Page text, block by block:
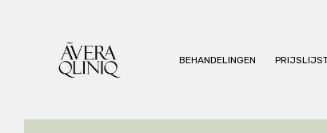
BEHANDELINGEN